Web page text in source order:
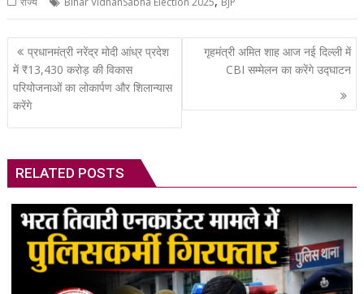
Post
navigation
प्रधानमंत्री नरेंद्र मोदी आंध्र प्रदेश
में ₹13,430 करोड़ की विकास
परियोजनाओं का लोकार्पण और शिलान्यास
करेंगे
गृहमंत्री अमित शाह आज नई दिल्ली में
CBI सम्मेलन का करेंगे उद्घाटन
RELATED POSTS